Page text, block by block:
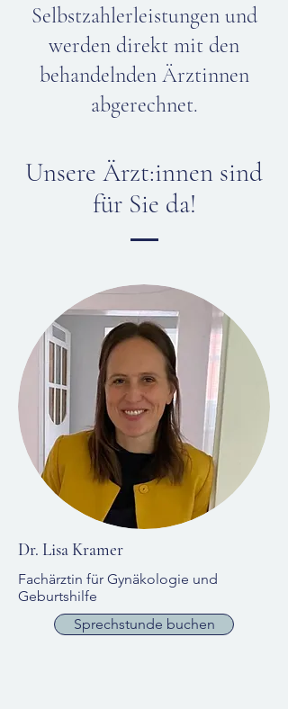
Selbstzahlerleistungen und
werden direkt mit den
behandelnden Ärztinnen
abgerechnet.
Unsere Ärzt:innen sind
für Sie da!
Dr. Lisa Kramer
Fachärztin für Gynäkologie und
Geburtshilfe
Sprechstunde buchen